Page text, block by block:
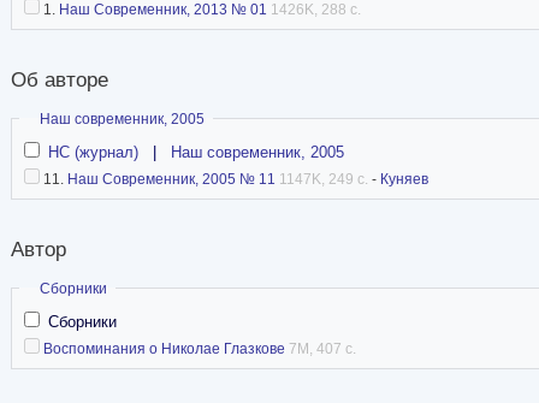
1. Наш Современник, 2013 № 01 1426K, 288 с.
Об авторе
Скрыть
Наш современник, 2005
НС (журнал) Наш современник, 2005
11. Наш Современник, 2005 № 11 1147K, 249 с. - Куняев
Автор
Скрыть
Сборники
Сборники
Воспоминания о Николае Глазкове 7M, 407 с.